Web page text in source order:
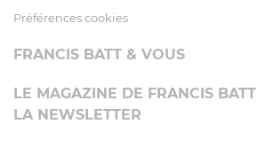
Préférences cookies
FRANCIS BATT & VOUS
LE MAGAZINE DE FRANCIS BATT
LA NEWSLETTER